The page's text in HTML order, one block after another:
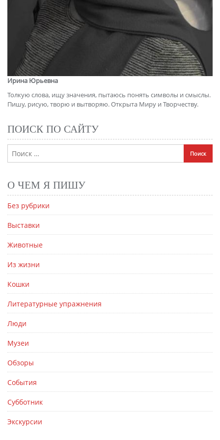
Ирина Юрьевна
Толкую слова, ищу значения, пытаюсь понять символы и смыслы.
Пишу, рисую, творю и вытворяю. Открыта Миру и Творчеству.
ПОИСК ПО САЙТУ
О ЧЕМ Я ПИШУ
Без рубрики
Выставки
Животные
Из жизни
Кошки
Литературные упражнения
Люди
Музеи
Обзоры
События
Субботник
Экскурсии